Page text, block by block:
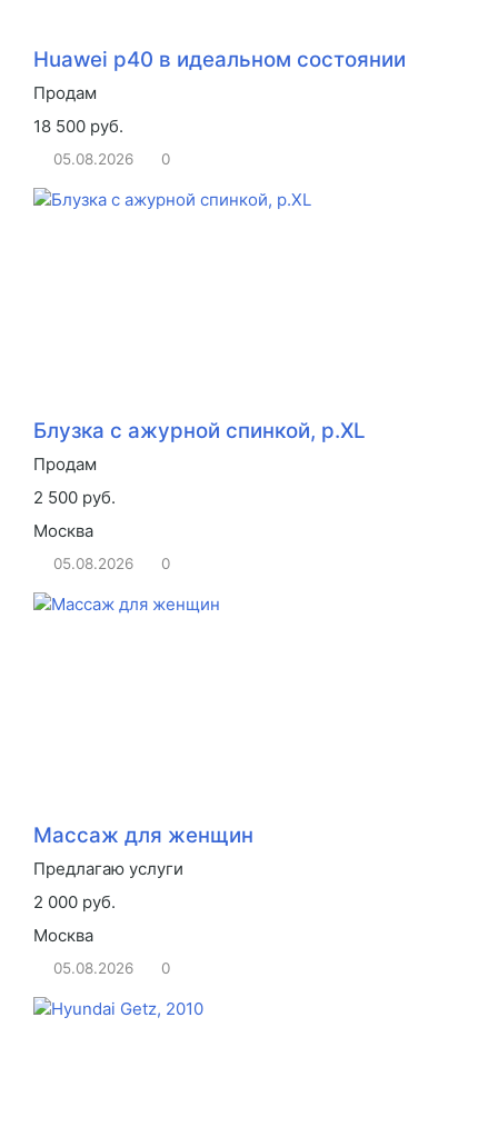
Huawei p40 в идеальном состоянии
Продам
18 500 руб.
05.08.2026 0
Блузка с ажурной спинкой, р.XL
Продам
2 500 руб.
Москва
05.08.2026 0
Массаж для женщин
Предлагаю услуги
2 000 руб.
Москва
05.08.2026 0